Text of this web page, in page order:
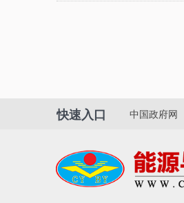
快速入口 中国政府网